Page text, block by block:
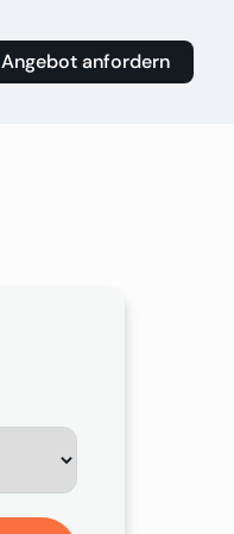
Angebot anfordern